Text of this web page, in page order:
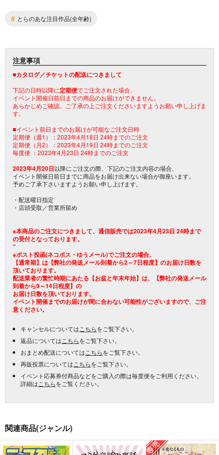
# とらのあな注目作品(全年齢)
注意事項
■カタログ／チケットの配送につきまして
下記の日時以降に定期便でご注文された場合、
イベント開催日前日までの商品のお届けができません。
あらかじめご確認、ご了承の上ご注文くださいますようお願い申し上げま
す。
■イベント前日までのお届けが可能なご注文日時
定期便（週1）：2023年4月18日 24時までのご注文
定期便（月2）：2023年4月19日 24時までのご注文
毎度便 ：2023年4月23日 24時までのご注文
2023年4月20日以降にご注文の際、下記のご注文内容の場合、
イベント開催日前日までに商品をお届け出来ない場合が御座います。
予めご了承下さいますようお願い申し上げます。
・配送曜日指定
・店頭受取／営業所留め
※本商品のご注文につきまして、通信販売では2023年4月23日 24時まで
の受付となっております。
"
※ポスト投函(ネコポス・ゆうメール)でご注文の場合、
【通常期】は【弊社の発送メール到着から2～7日程度】のお届け日数を
頂いております。
配送業者の繁忙時期にあたる【お盆と年末年始】は、【弊社の発送メール
到着から9～14日程度】の
お届け日数を頂いております。
イベント開催までのお届けが間に合わない可能性がございますので、ご注
意ください。
キャンセルについては こちらをご覧下さい。
返品については こちらをご覧下さい。
おまとめ配送については こちらをご覧下さい。
再販投票については こちらをご覧下さい。
イベント応募券付商品などをご購入の際は毎度便をご利用ください。
詳細は こちらをご覧ください。
関連商品(ジャンル)